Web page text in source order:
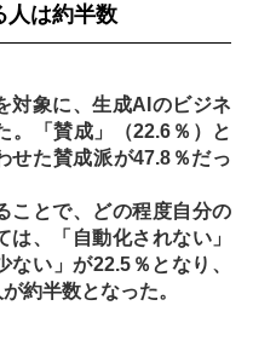
人は約半数
対象に、生成AIのビジネ
。「賛成」（22.6％）と
せた賛成派が47.8％だっ
ことで、どの程度自分の
、「自動化されない」
い」が22.5％となり、
約半数となった。